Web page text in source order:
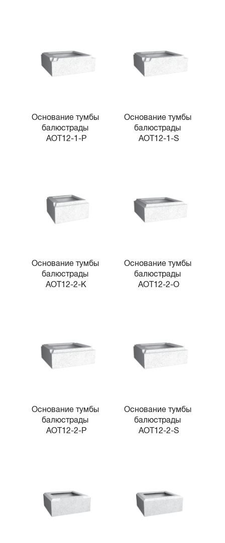
Основание тумбы
балюстрады
AOT12-1-P
Основание тумбы
балюстрады
AOT12-1-S
Основание тумбы
балюстрады
AOT12-2-K
Основание тумбы
балюстрады
AOT12-2-O
Основание тумбы
балюстрады
AOT12-2-P
Основание тумбы
балюстрады
AOT12-2-S